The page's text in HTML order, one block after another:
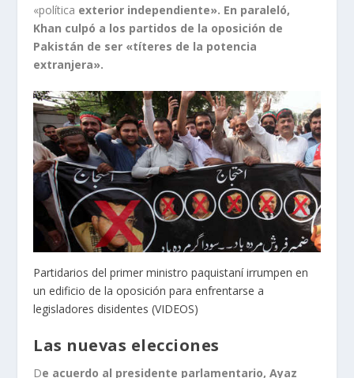
«política exterior independiente». En paraleló,
Khan culpó a los partidos de la oposición de
Pakistán de ser «títeres de la potencia
extranjera».
Partidarios del primer ministro paquistaní irrumpen en
un edificio de la oposición para enfrentarse a
legisladores disidentes (VIDEOS)
Las nuevas elecciones
De acuerdo al presidente parlamentario, Ayaz